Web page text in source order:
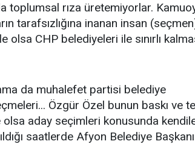
toplumsal rıza üretemiyorlar.
tarafsızlığına inanan insan
olsa CHP belediyeleri ile sınırlı
da muhalefet partisi belediye
Özgür Özel bunun baskı ve
olsa aday seçimleri konusunda
saatlerde Afyon Belediye